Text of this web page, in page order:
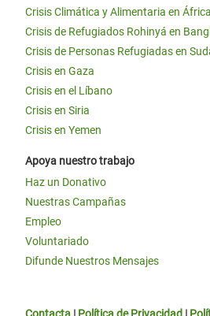
Crisis Climática y Alimentaria en
Crisis de Refugiados Rohinyá en
Crisis de Personas Refugiadas en
Crisis en Gaza
Crisis en el Líbano
Crisis en Siria
Crisis en Yemen
Apoya nuestro trabajo
Haz un Donativo
Nuestras Campañas
Empleo
Voluntariado
Difunde Nuestros Mensajes